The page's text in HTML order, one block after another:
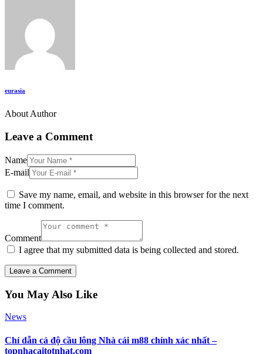
eurasia
About Author
Leave a Comment
Name
E-mail
Save my name, email, and website in this browser for the next
time I comment.
Comment
I agree that my submitted data is being collected and stored.
You May Also Like
News
Chỉ dẫn cá độ cầu lông Nhà cái m88 chính xác nhất –
topnhacaitotnhat.com